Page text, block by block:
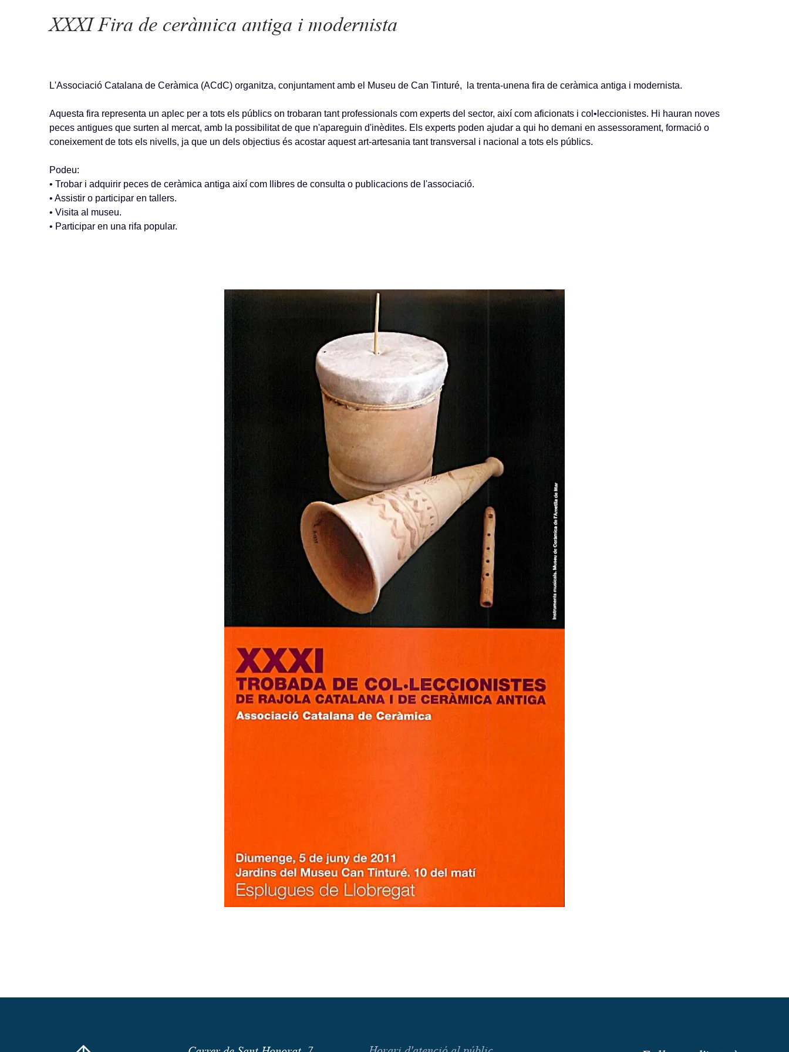
XXXI Fira de ceràmica antiga i modernista
L'Associació Catalana de Ceràmica (ACdC) organitza, conjuntament amb el Museu de Can Tinturé, la trenta-unena fira de ceràmica antiga i modernista.
Aquesta fira representa un aplec per a tots els públics on trobaran tant professionals com experts del sector, així com aficionats i col•leccionistes. Hi hauran noves
peces antigues que surten al mercat, amb la possibilitat de que n'apareguin d'inèdites. Els experts poden ajudar a qui ho demani en assessorament, formació o
coneixement de tots els nivells, ja que un dels objectius és acostar aquest art-artesania tant transversal i nacional a tots els públics.
Podeu:
• Trobar i adquirir peces de ceràmica antiga així com llibres de consulta o publicacions de l'associació.
• Assistir o participar en tallers.
• Visita al museu.
• Participar en una rifa popular.